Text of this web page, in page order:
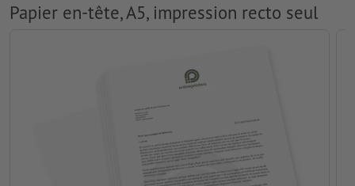
Papier en-tête, A5, impression recto seul